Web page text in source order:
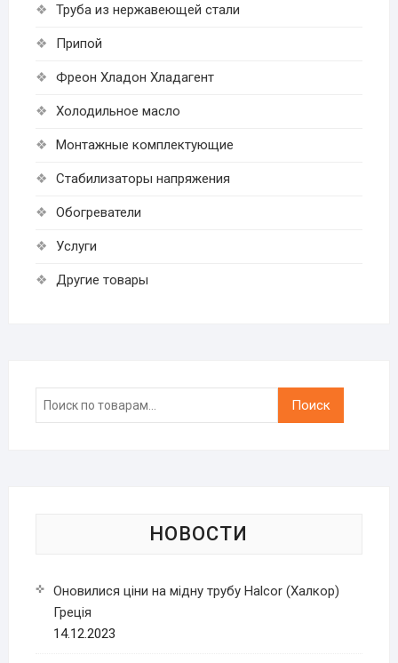
Труба из нержавеющей стали
Припой
Фреон Хладон Хладагент
Холодильное масло
Монтажные комплектующие
Стабилизаторы напряжения
Обогреватели
Услуги
Другие товары
Искать:
Поиск
НОВОСТИ
Оновилися ціни на мідну трубу Halcor (Халкор)
Греція
14.12.2023